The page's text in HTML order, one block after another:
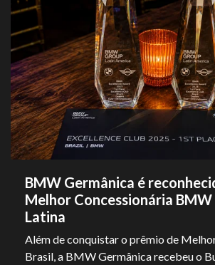
BMW Germânica é
Melhor Concessionária
Latina
Além de conquistar o prêmio de
Brasil, a BMW Germânica recebeu o